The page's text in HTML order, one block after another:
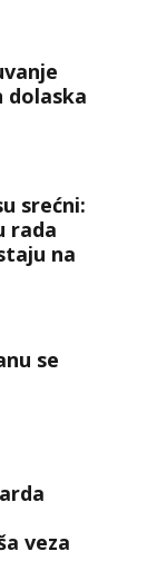
dolaska
srećni:
rada
na
se
veza